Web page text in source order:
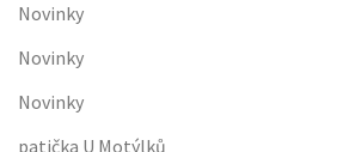
Novinky
Novinky
Novinky
patička U Motýlků